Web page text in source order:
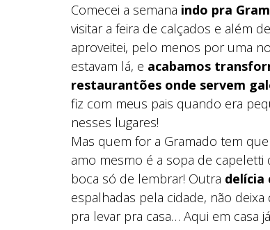
Comecei a semana indo pra
visitar a feira de calçados e além
aproveitei, pelo menos por uma
estavam lá, e acabamos
restaurantões onde servem
fiz com meus pais quando era
nesses lugares!
Mas quem for a Gramado tem
amo mesmo é a sopa de capeletti
boca só de lembrar! Outra delícia
espalhadas pela cidade, não
pra levar pra casa… Aqui em casa